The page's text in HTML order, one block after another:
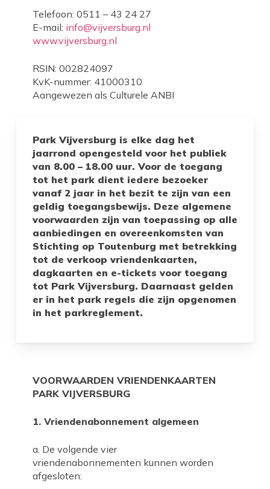
Telefoon: 0511 – 43 24 27
E-mail: info@vijversburg.nl
www.vijversburg.nl
RSIN: 002824097
KvK-nummer: 41000310
Aangewezen als Culturele ANBI
Park Vijversburg is elke dag het
jaarrond opengesteld voor het publiek
van 8.00 – 18.00 uur. Voor de toegang
tot het park dient iedere bezoeker
vanaf 2 jaar in het bezit te zijn van een
geldig toegangsbewijs. Deze algemene
voorwaarden zijn van toepassing op alle
aanbiedingen en overeenkomsten van
Stichting op Toutenburg met betrekking
tot de verkoop vriendenkaarten,
dagkaarten en e-tickets voor toegang
tot Park Vijversburg. Daarnaast gelden
er in het park regels die zijn opgenomen
in het parkreglement.
VOORWAARDEN VRIENDENKAARTEN
PARK VIJVERSBURG
1. Vriendenabonnement algemeen
a. De volgende vier
vriendenabonnementen kunnen worden
afgesloten: